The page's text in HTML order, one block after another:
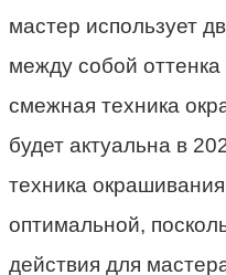
мастер использует
между собой
смежная техника
будет актуальна в
техника
оптимальной,
действия для